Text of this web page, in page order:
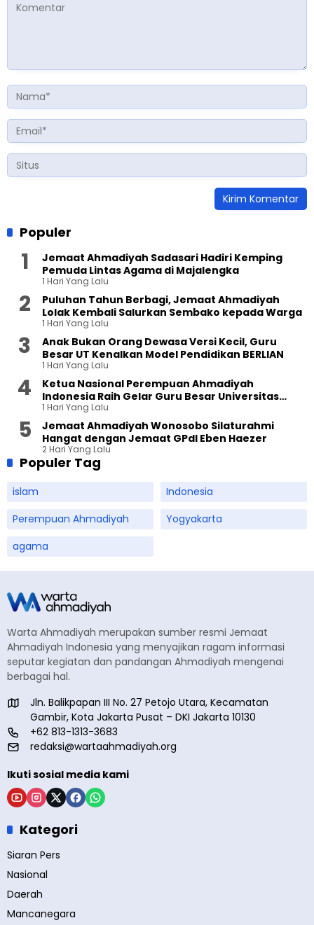
Populer
Jemaat Ahmadiyah Sadasari Hadiri Kemping
Pemuda Lintas Agama di Majalengka
1 Hari Yang Lalu
Puluhan Tahun Berbagi, Jemaat Ahmadiyah
Lolak Kembali Salurkan Sembako kepada Warga
1 Hari Yang Lalu
Anak Bukan Orang Dewasa Versi Kecil, Guru
Besar UT Kenalkan Model Pendidikan BERLIAN
1 Hari Yang Lalu
Ketua Nasional Perempuan Ahmadiyah
Indonesia Raih Gelar Guru Besar Universitas
Terbuka
1 Hari Yang Lalu
Jemaat Ahmadiyah Wonosobo Silaturahmi
Hangat dengan Jemaat GPdI Eben Haezer
2 Hari Yang Lalu
Populer Tag
islam
Indonesia
Perempuan Ahmadiyah
Yogyakarta
agama
Warta Ahmadiyah merupakan sumber resmi Jemaat
Ahmadiyah Indonesia yang menyajikan ragam informasi
seputar kegiatan dan pandangan Ahmadiyah mengenai
berbagai hal.
Jln. Balikpapan III No. 27 Petojo Utara, Kecamatan
Gambir, Kota Jakarta Pusat – DKI Jakarta 10130
+62 813-1313-3683
redaksi@wartaahmadiyah.org
Ikuti sosial media kami
Kategori
Siaran Pers
Nasional
Daerah
Mancanegara